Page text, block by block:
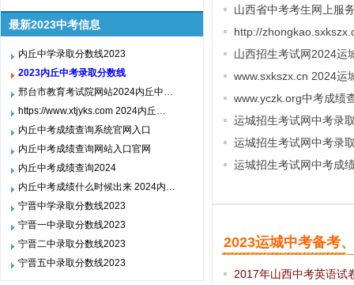
最新2023中考信息
内丘中学录取分数线2023
2023内丘中考录取分数线
邢台市教育考试院网站2024内丘中…
https://www.xtjyks.com 2024内丘…
内丘中考成绩查询系统官网入口
内丘中考成绩查询网站入口官网
内丘中考成绩查询2024
内丘中考成绩什么时候出来 2024内…
宁晋中学录取分数线2023
宁晋一中录取分数线2023
宁晋二中录取分数线2023
宁晋五中录取分数线2023
山西省中考考生网上服
http://
山西招生考试网2024
www.sxkszx.cn 2024
www.yczk.org中考成绩
运城招生考试网中考录
运城招生考试网中考录
运城招生考试网中考成
2023运城中考备考
2017年山西中考英语试